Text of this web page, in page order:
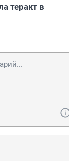
теракт в